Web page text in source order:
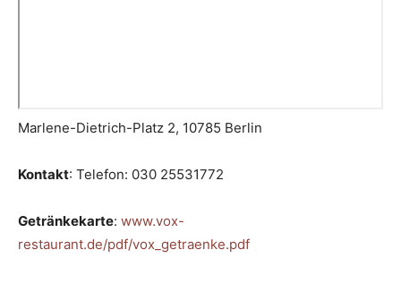
Marlene-Dietrich-Platz 2, 10785 Berlin
Kontakt: Telefon: 030 25531772
Getränkekarte: www.vox-
restaurant.de/pdf/vox_getraenke.pdf